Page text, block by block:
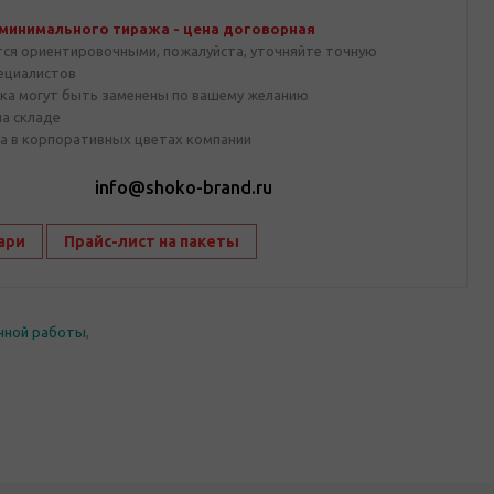
тиража - цена договорная
ориентировочными, пожалуйста, уточняйте точную
могут быть заменены по вашему желанию
складе
в корпоративных цветах компании
info@shoko-brand.ru
Прайс-лист на пакеты
работы,